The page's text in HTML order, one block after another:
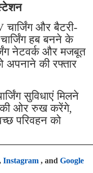
चार्जिंग और बैटरी-
हब बनने के
नेटवर्क और मजबूत
अपनाने की रफ्तार
सुविधाएं मिलने
की ओर रुख करेंगे,
परिवहन को
Instagram, and Google